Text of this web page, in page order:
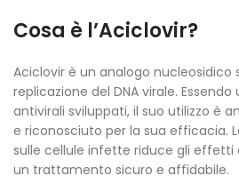
Cosa è l’Aciclovir?
Aciclovir è un analogo nucleosidico
replicazione del DNA virale.
antivirali sviluppati, il suo utilizzo è
e riconosciuto per la sua efficacia.
sulle cellule infette riduce gli effetti
un trattamento sicuro e affidabile.